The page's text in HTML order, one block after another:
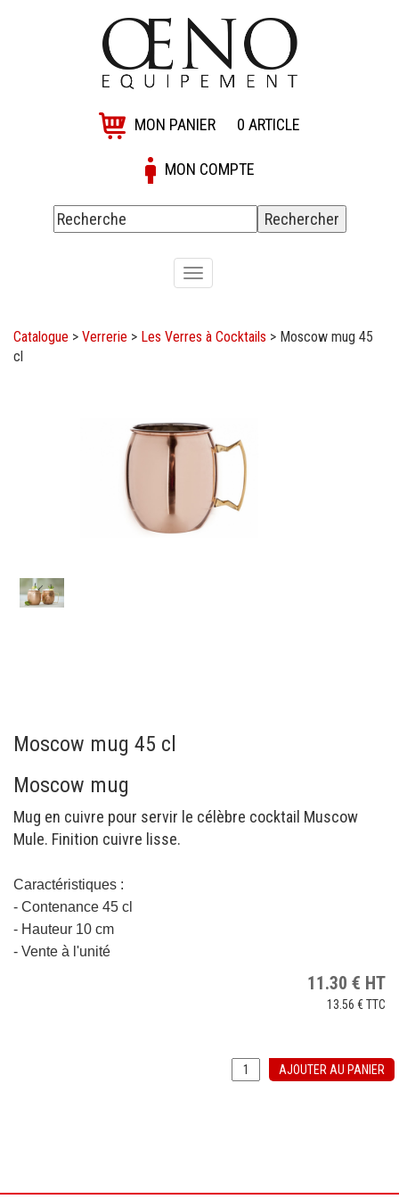
MON PANIER 0 ARTICLE
MON COMPTE
Toggle
navigation
Catalogue > Verrerie > Les Verres à Cocktails > Moscow mug 45
cl
Moscow mug 45 cl
Moscow mug
Mug en cuivre pour servir le célèbre cocktail Muscow
Mule. Finition cuivre lisse.
Caractéristiques :
- Contenance 45 cl
- Hauteur 10 cm
- Vente à l'unité
11.30 € HT
13.56 €TTC
AJOUTER AU PANIER